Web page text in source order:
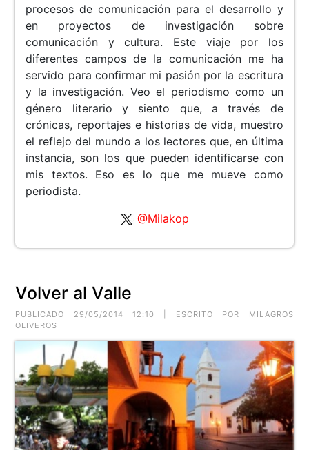
procesos de comunicación para el desarrollo y
en proyectos de investigación sobre
comunicación y cultura. Este viaje por los
diferentes campos de la comunicación me ha
servido para confirmar mi pasión por la escritura
y la investigación. Veo el periodismo como un
género literario y siento que, a través de
crónicas, reportajes e historias de vida, muestro
el reflejo del mundo a los lectores que, en última
instancia, son los que pueden identificarse con
mis textos. Eso es lo que me mueve como
periodista.
@Milakop
Volver al Valle
PUBLICADO 29/05/2014 12:10 | ESCRITO POR MILAGROS
OLIVEROS